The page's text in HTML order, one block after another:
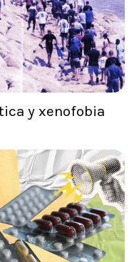
y xenofobia